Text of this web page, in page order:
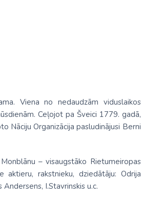
Viena no nedaudzām viduslaikos
Ceļojot pa Šveici 1779. gadā,
Nāciju Organizācija pasludinājusi Berni
– visaugstāko Rietumeiropas
rakstnieku, dziedātāju: Odrija
I.Stavrinskis u.c.